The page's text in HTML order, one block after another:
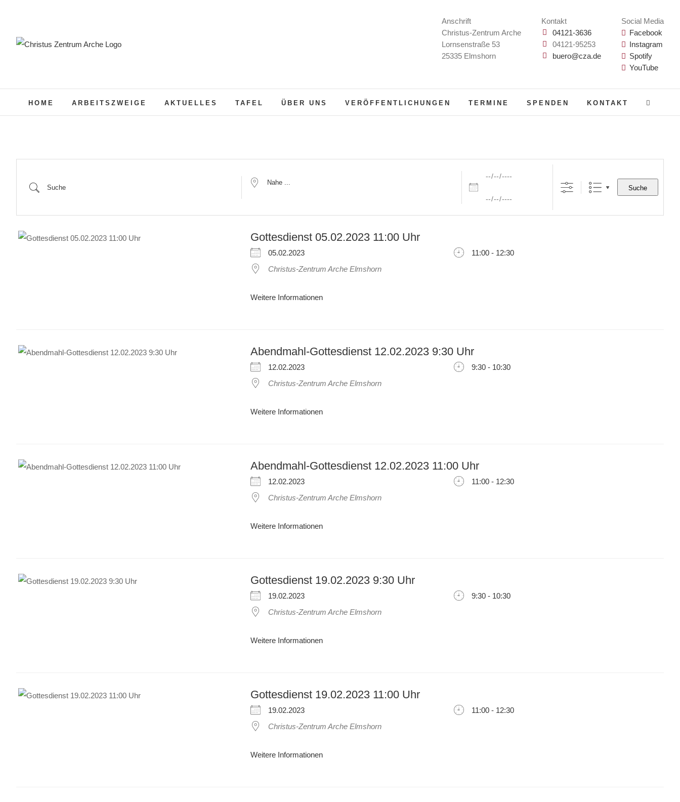
springen
Anschrift
Christus-Zentrum Arche
Lornsenstraße 53
25335 Elmshorn
Kontakt
04121-3636
04121-95253
buero@cza.de
Social Media
Facebook
Instagram
Spotify
YouTube
HOME ARBEITSZWEIGE AKTUELLES TAFEL ÜBER UNS VERÖFFENTLICHUNGEN TERMINE SPENDEN KONTAKT
Suche
Nahe
Daten
Suche
Gottesdienst 05.02.2023 11:00 Uhr
05.02.2023
11:00 - 12:30
Christus-Zentrum Arche Elmshorn
Weitere Informationen
Abendmahl-Gottesdienst 12.02.2023 9:30 Uhr
12.02.2023
9:30 - 10:30
Christus-Zentrum Arche Elmshorn
Weitere Informationen
Abendmahl-Gottesdienst 12.02.2023 11:00 Uhr
12.02.2023
11:00 - 12:30
Christus-Zentrum Arche Elmshorn
Weitere Informationen
Gottesdienst 19.02.2023 9:30 Uhr
19.02.2023
9:30 - 10:30
Christus-Zentrum Arche Elmshorn
Weitere Informationen
Gottesdienst 19.02.2023 11:00 Uhr
19.02.2023
11:00 - 12:30
Christus-Zentrum Arche Elmshorn
Weitere Informationen